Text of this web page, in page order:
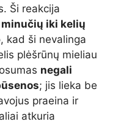
Ši reakcija
iki kelių
kad ši nevalinga
plėšrūnų mieliau
negali
; jis lieka be
praeina ir
atkuria